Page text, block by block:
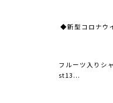
◆新型コロナウ
フルーツ入りシ
st13...